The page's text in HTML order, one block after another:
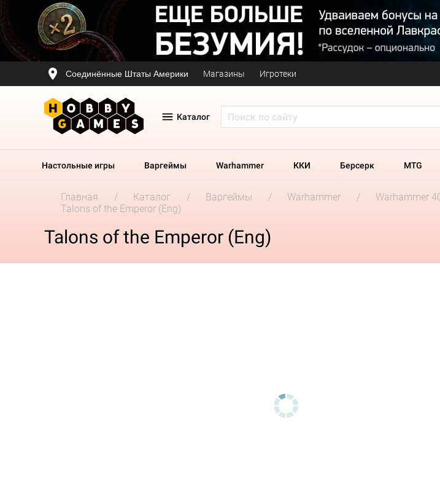
Соединённые Штаты Америки Магазины Игротеки
Каталог
Настольные игры Варгеймы Warhammer ККИ Берсерк MTG
Главная Каталог Варгеймы Warhammer Warhammer
Talons of the Emperor (Eng)
Talons of the Emperor (Eng)